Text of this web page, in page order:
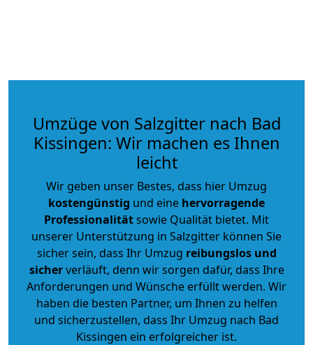
Umzüge von Salzgitter nach Bad
Kissingen: Wir machen es Ihnen
leicht
Wir geben unser Bestes, dass hier Umzug
kostengünstig und eine hervorragende
Professionalitätsowie Qualität bietet. Mit
unserer Unterstützung in Salzgitter können Sie
sicher sein, dass Ihr Umzug reibungslos und
sicherverläuft, denn wir sorgen dafür, dass Ihre
Anforderungen und Wünsche erfüllt werden. Wir
haben die besten Partner, um Ihnen zu helfen
und sicherzustellen, dass Ihr Umzug nach Bad
Kissingen ein erfolgreicher ist.